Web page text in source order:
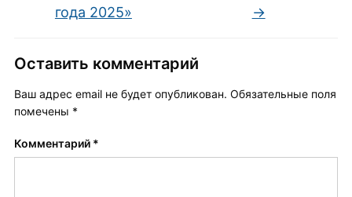
года 2025»
→
Оставить комментарий
Ваш адрес email не будет опубликован. Обязательные поля
помечены *
Комментарий *